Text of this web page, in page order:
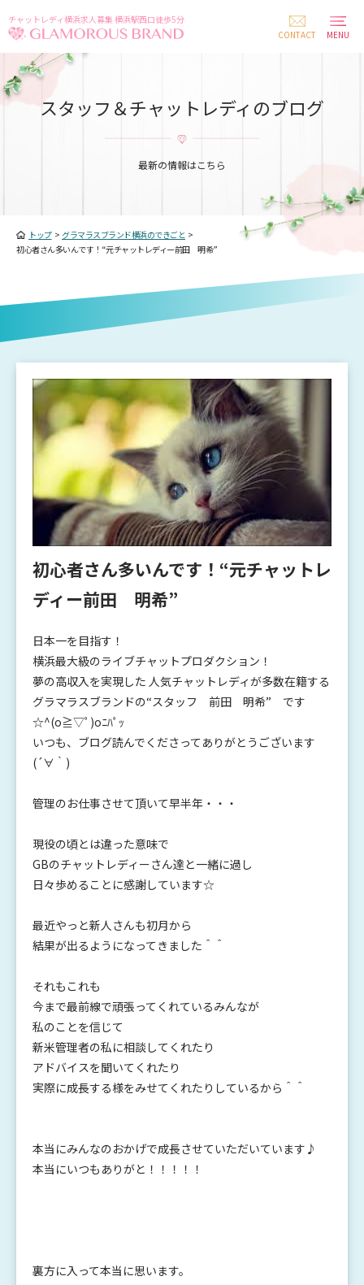
チャットレディ横浜求人募集 横浜駅西口徒歩5分
CONTACT
MENU
スタッフ＆チャットレディのブログ
最新の情報はこちら
トップ> グラマラスブランド横浜のできごと >
初心者さん多いんです！“元チャットレディー前田 明希”
初心者さん多いんです！“元チャットレ
ディー前田 明希”
日本一を目指す！
横浜最大級のライブチャットプロダクション！
夢の高収入を実現した 人気チャットレディが多数在籍する
グラマラスブランドの“スタッフ 前田 明希” です
☆^(o≧▽ﾟ)oﾆﾊﾟｯ
いつも、ブログ読んでくださってありがとうございます
(´∀｀)
管理のお仕事させて頂いて早半年・・・
現役の頃とは違った意味で
GBのチャットレディーさん達と一緒に過し
日々歩めることに感謝しています☆
最近やっと新人さんも初月から
結果が出るようになってきました＾＾
それもこれも
今まで最前線で頑張ってくれているみんなが
私のことを信じて
新米管理者の私に相談してくれたり
アドバイスを聞いてくれたり
実際に成長する様をみせてくれたりしているから＾＾
本当にみんなのおかげで成長させていただいています♪
本当にいつもありがと！！！！！
裏方に入って本当に思います。